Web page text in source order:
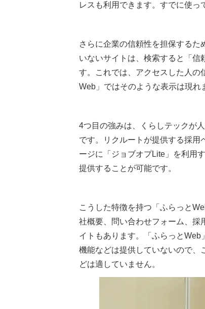
レスも利用できます。すでに使っ
さらに企業の信頼性を担保する
いないサイトは、検索すると「信
す。これでは、アクセスした人の
Web」ではそのような表示は現れ
4つ目の強みは、くらしテックが
です。リクルートが提供する採
ージに「ジョブオプLite」を利用
提供することが可能です。
こうした特徴を持つ「ふらっと
社概要、問い合わせフォーム、採
イトもあります。「ふらっと
機能などは提供していないので、
どは適していません。